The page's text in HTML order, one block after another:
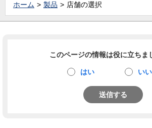
ホーム 製品 店舗の選択
このページの情報は役に立ちま
はい い
送信する